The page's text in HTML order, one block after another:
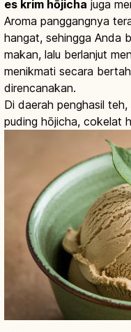
es krim hōjicha juga
Aroma panggangnya
hangat, sehingga Anda
makan, lalu berlanjut
menikmati secara
direncanakan.
Di daerah penghasil
puding hōjicha, cokelat